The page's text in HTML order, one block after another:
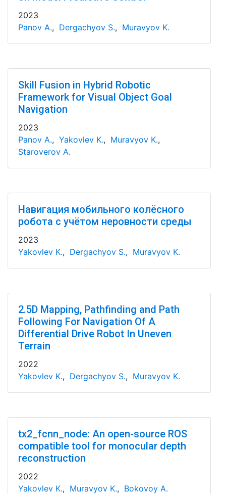
2023
Panov A., Dergachyov S., Muravyov K.
Skill Fusion in Hybrid Robotic
Framework for Visual Object Goal
Navigation
2023
Panov A., Yakovlev K., Muravyov K.,
Staroverov A.
Навигация мобильного колёсного
робота с учётом неровности среды
2023
Yakovlev K., Dergachyov S., Muravyov K.
2.5D Mapping, Pathfinding and Path
Following For Navigation Of A
Differential Drive Robot In Uneven
Terrain
2022
Yakovlev K., Dergachyov S., Muravyov K.
tx2_fcnn_node: An open-source ROS
compatible tool for monocular depth
reconstruction
2022
Yakovlev K., Muravyov K., Bokovoy A.